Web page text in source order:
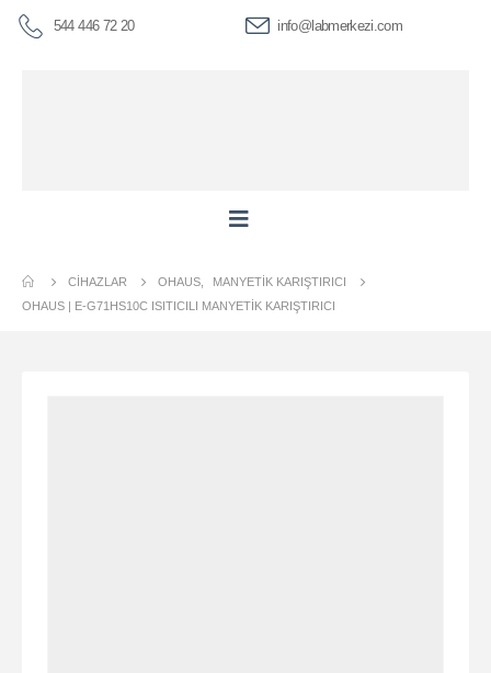
544 446 72 20 info@labmerkezi.com
CIHAZLAR OHAUS
MANYETIK KARIŞTIRICI
OHAUS | E-G71HS10C ISITICILI MANYETIK KARIŞTIRICI